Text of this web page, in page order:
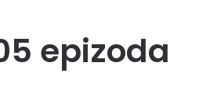
epizoda